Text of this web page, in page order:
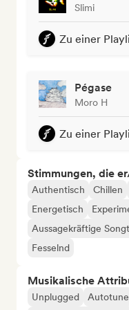
Slimi
Zu einer
Pégase
Moro H
Zu einer
Stimmungen, die
Authentisch Chillen
Energetisch
Aussagekräftige
Fesselnd
Musikalische
Unplugged Autotune